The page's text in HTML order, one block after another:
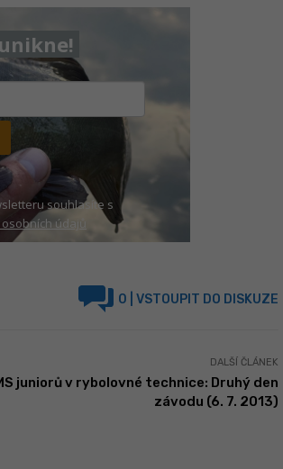
souhlasíte s
údajů
0 | VSTOUPIT DO DISKUZE
DALŠÍ ČLÁNEK
juniorů v rybolovné technice: Druhý den
závodu (6. 7. 2013)